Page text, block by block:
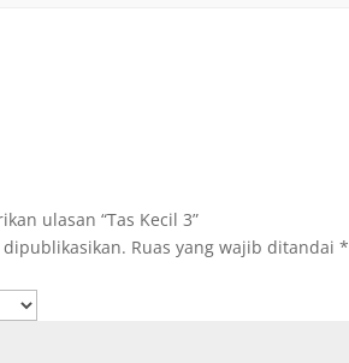
ulasan “Tas Kecil 3”
Ruas yang wajib ditandai*